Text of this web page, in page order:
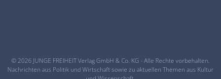
© 2026 JUNGE FREIHEIT Verlag GmbH & Co. KG - Alle Rechte vorbehalten.
Nachrichten aus Politik und Wirtschaft sowie zu aktuellen Themen aus Kultur